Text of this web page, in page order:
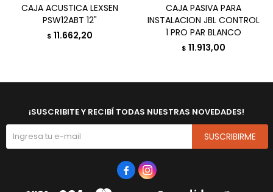
CAJA ACUSTICA LEXSEN
PSW12ABT 12"
$ 11.662,20
CAJA PASIVA PARA
INSTALACION JBL CONTROL
1 PRO PAR BLANCO
$ 11.913,00
¡SUSCRIBITE Y RECIBÍ TODAS NUESTRAS NOVEDADES!
SUSCRIBIRME
 